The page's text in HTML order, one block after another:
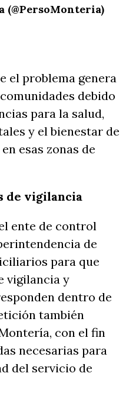
el problema genera
debido
para la salud,
y el bienestar de
esas zonas de
de vigilancia
ente de control
de
para que
vigilancia y
dentro de
también
con el fin
necesarias para
del servicio de